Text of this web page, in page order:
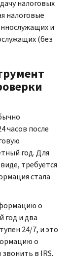
налоговых
налоговые
и
(без
часов после
год. Для
требуется
стала
о
год и два
24/7, и это
о
звонить в IRS.